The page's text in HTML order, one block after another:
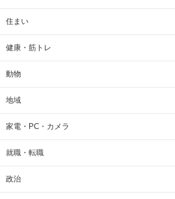
住まい
健康・筋トレ
動物
地域
家電・PC・カメラ
就職・転職
政治